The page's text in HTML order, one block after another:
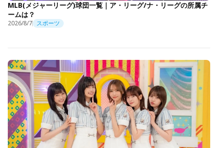
MLB(メジャーリーグ)球団一覧｜ア・リーグ/ナ・リーグの所属チ
ームは？
2026/8/7 スポーツ